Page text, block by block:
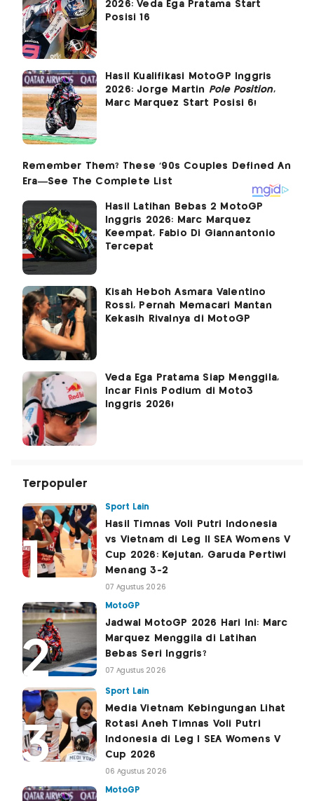
2026: Veda Ega Pratama Start
Posisi 16
Hasil Kualifikasi MotoGP Inggris
2026: Jorge Martin Pole Position,
Marc Marquez Start Posisi 6!
Hasil Latihan Bebas 2 MotoGP
Inggris 2026: Marc Marquez
Keempat, Fabio Di Giannantonio
Tercepat
Kisah Heboh Asmara Valentino
Rossi, Pernah Memacari Mantan
Kekasih Rivalnya di MotoGP
Veda Ega Pratama Siap Menggila,
Incar Finis Podium di Moto3
Inggris 2026!
Terpopuler
Sport Lain
Hasil Timnas Voli Putri Indonesia
vs Vietnam di Leg II SEA Womens V
Cup 2026: Kejutan, Garuda Pertiwi
Menang 3-2
07 Agustus 2026
MotoGP
Jadwal MotoGP 2026 Hari Ini: Marc
Marquez Menggila di Latihan
Bebas Seri Inggris?
07 Agustus 2026
Sport Lain
Media Vietnam Kebingungan Lihat
Rotasi Aneh Timnas Voli Putri
Indonesia di Leg I SEA Womens V
Cup 2026
06 Agustus 2026
MotoGP